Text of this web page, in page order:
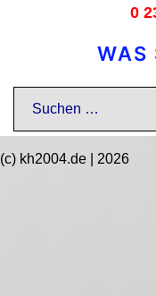
0
WAS
nach:
(c) kh2004.de | 2026